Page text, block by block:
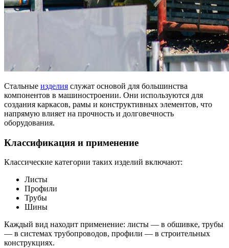
Стальные изделия служат основой для большинства
компонентов в машиностроении. Они используются для
создания каркасов, рамы и конструктивных элементов, что
напрямую влияет на прочность и долговечность
оборудования.
Классификация и применение
Классические категории таких изделий включают:
Листы
Профили
Трубы
Шины
Каждый вид находит применение: листы — в обшивке, трубы
— в системах трубопроводов, профили — в строительных
конструкциях.